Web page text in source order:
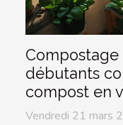
débutants
compost en
Vendredi 21 mars